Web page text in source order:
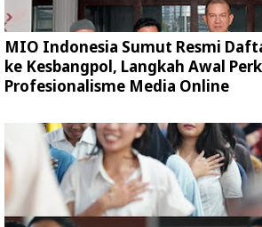
MIO Indonesia Sumut Resmi
ke Kesbangpol, Langkah Awal
Profesionalisme Media Online